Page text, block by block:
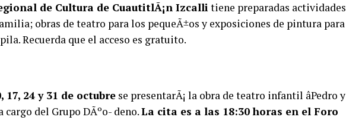
de Cultura de CuautitlÃ¡n Izcallitiene preparadas actividades
obras de teatro para los pequeÃ±os y exposiciones de pintura para
Recuerda que el acceso es gratuito.
17, 24 y 31 de octubre se presentarÃ¡ la obra de teatro infantil âPedro y
a cargo del Grupo DÃºo- deno.La cita es a las 18:30 horas en el Foro